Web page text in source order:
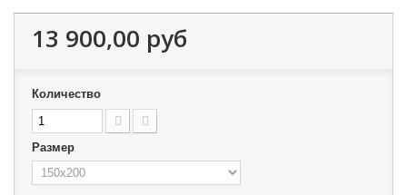
13 900,00 руб
Количество
Размер